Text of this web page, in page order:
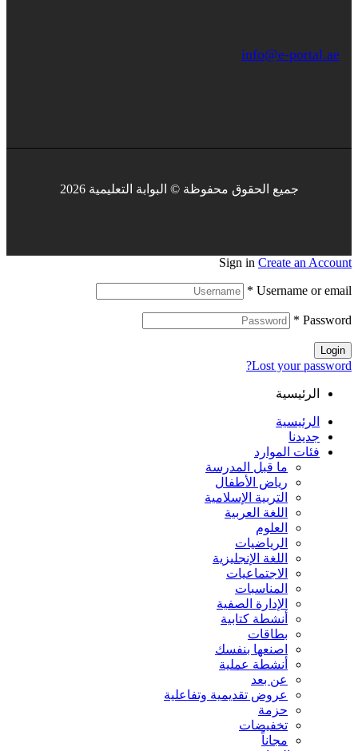
info@e-portal.ae
جميع الحقوق محفوظة © البوابة التعليمية 2026
Sign in Create an Account
Username or email
*
Password
*
Login
Lost your password?
الرئيسية
الرئيسية
جديدنا
فئات الموارد
ما قبل المدرسة
رياض الأطفال
التربية الإسلامية
اللغة العربية
العلوم
الرياضيات
اللغة الإنجليزية
الاجتماعيات
المناسبات
الإدارة الصفية
أنشطة كتابية
بطاقات
اصنعها بنفسك
أنشطة عملية
عن بعد
عروض تقديمية وتفاعلية
حزمة
تخفيضات
مجاناً